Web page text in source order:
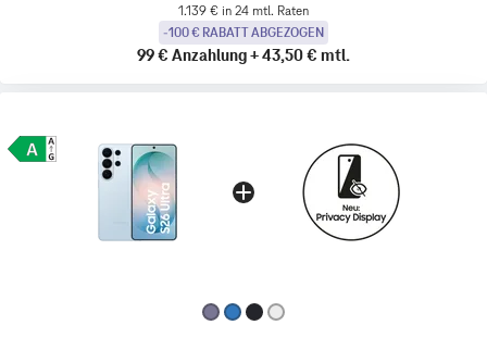
1.139 € in 24 mtl. Raten
-100 € RABATT ABGEZOGEN
99 € Anzahlung+43,50 € mtl.